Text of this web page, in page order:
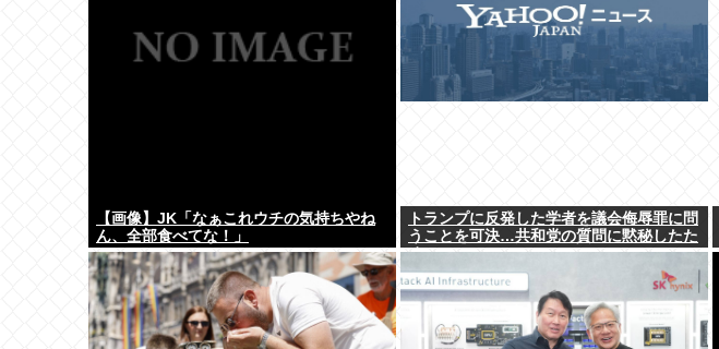
【画像】JK「なぁこれウチの気持ちやね
ん、全部食べてな！」
トランプに反発した学者を議会侮辱罪に問
うことを可決…共和党の質問に黙秘したた
め